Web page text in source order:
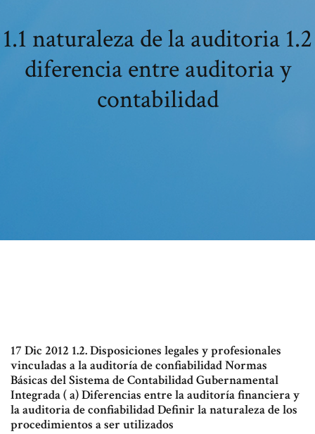
1.1 naturaleza de la auditoria 1.2
diferencia entre auditoria y
contabilidad
17 Dic 2012 1.2. Disposiciones legales y profesionales
vinculadas a la auditoría de confiabilidad Normas
Básicas del Sistema de Contabilidad Gubernamental
Integrada ( a) Diferencias entre la auditoría financiera y
la auditoria de confiabilidad Definir la naturaleza de los
procedimientos a ser utilizados